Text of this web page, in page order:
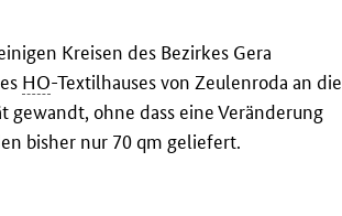
Kreisen des Bezirkes Gera
HO-Textilhauses von Zeulenroda an die
ohne dass eine Veränderung
bisher nur 70 qm geliefert.